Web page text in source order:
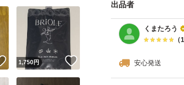
出品者
くまたろう
（
安心発送
いいね！
1,750円